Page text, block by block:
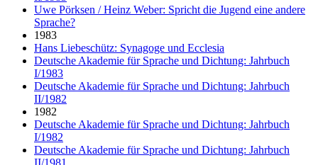
Uwe Pörksen / Heinz Weber: Spricht die Jugend eine andere
Sprache?
1983
Hans Liebeschütz: Synagoge und Ecclesia
Deutsche Akademie für Sprache und Dichtung: Jahrbuch
I/1983
Deutsche Akademie für Sprache und Dichtung: Jahrbuch
II/1982
1982
Deutsche Akademie für Sprache und Dichtung: Jahrbuch
I/1982
Deutsche Akademie für Sprache und Dichtung: Jahrbuch
II/1981